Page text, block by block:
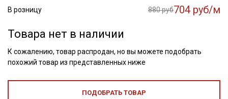
В розницу 880 руб704 руб/м
Товара нет в наличии
К сожалению, товар распродан, но вы можете подобрать
похожий товар из представленных ниже
ПОДОБРАТЬ ТОВАР